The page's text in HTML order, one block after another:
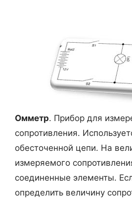
Омметр. Прибор для
сопротивления.
обесточенной цепи. На
измеряемого
соединенные элементы.
определить величину